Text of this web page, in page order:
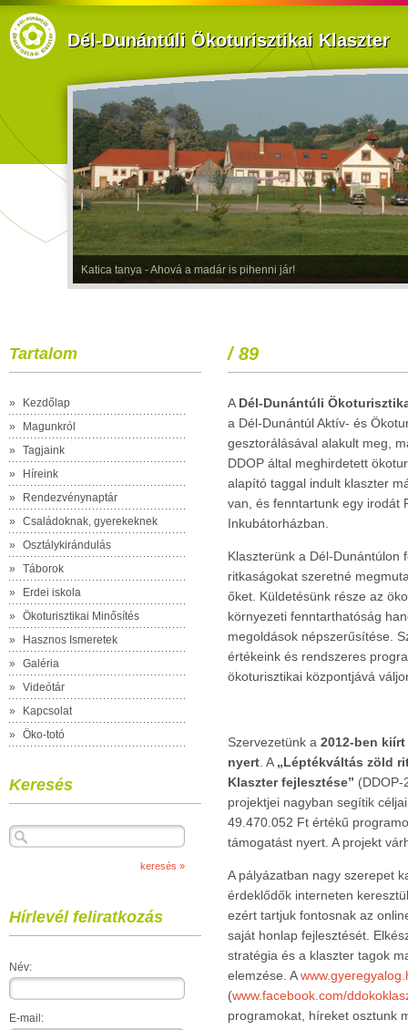
Dél-Dunántúli Ökoturisztikai Klaszter
Katica tanya - Ahová a madár is pihenni jár!
Tartalom
»
Kezdőlap
»
Magunkról
»
Tagjaink
»
Híreink
»
Rendezvénynaptár
»
Családoknak, gyerekeknek
»
Osztálykirándulás
»
Táborok
»
Erdei iskola
»
Ökoturisztikai Minősítés
»
Hasznos Ismeretek
»
Galéria
»
Videótár
»
Kapcsolat
»
Öko-totó
Keresés
Hírlevél feliratkozás
Név:
E-mail:
/ 89
A Dél-Dunántúli
a Dél-Dunántúl Aktív- és
gesztorálásával alakult meg,
DDOP által meghirdetett
alapító taggal indult klaszter
van, és fenntartunk egy irodát
Inkubátorházban.
Klaszterünk a Dél-Dunántúlon
ritkaságokat szeretné
őket. Küldetésünk része az
környezeti fenntarthatóság
megoldások népszerűsítése.
értékeink és rendszeres
ökoturisztikai központjává
Szervezetünk a 2012-ben
nyert . A „Léptékváltás zöld
Klaszter fejlesztése”
projektjei nagyban segítik
49.470.052 Ft értékű
támogatást nyert. A projekt
A pályázatban nagy szerepet
érdeklődők interneten
ezért tartjuk fontosnak az
saját honlap fejlesztését.
stratégia és a klaszter tagok
elemzése. A
(www.facebook.com/
programokat, híreket osztunk